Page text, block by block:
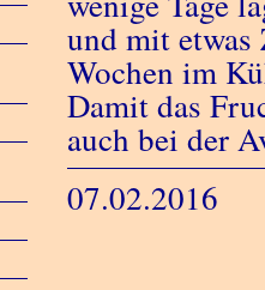
und mit etwas
Wochen im
Damit das
auch bei der
07.02.2016